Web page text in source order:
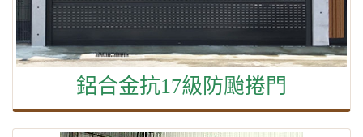
鋁合金抗17級防颱捲門